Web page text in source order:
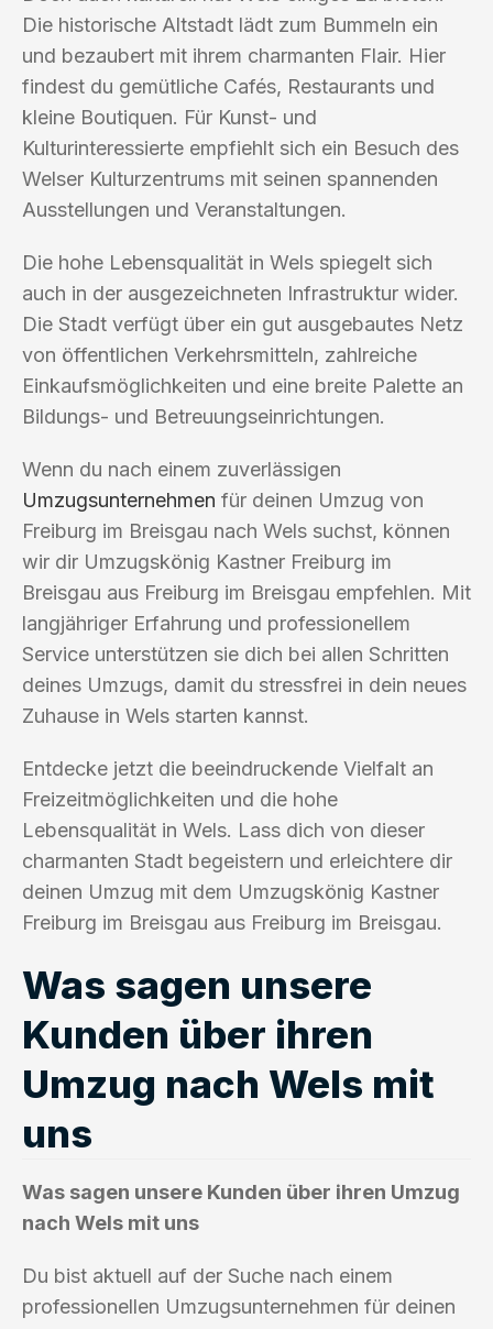
Die historische Altstadt lädt zum Bummeln ein
und bezaubert mit ihrem charmanten Flair. Hier
findest du gemütliche Cafés, Restaurants und
kleine Boutiquen. Für Kunst- und
Kulturinteressierte empfiehlt sich ein Besuch des
Welser Kulturzentrums mit seinen spannenden
Ausstellungen und Veranstaltungen.
Die hohe Lebensqualität in Wels spiegelt sich
auch in der ausgezeichneten Infrastruktur wider.
Die Stadt verfügt über ein gut ausgebautes Netz
von öffentlichen Verkehrsmitteln, zahlreiche
Einkaufsmöglichkeiten und eine breite Palette an
Bildungs- und Betreuungseinrichtungen.
Wenn du nach einem zuverlässigen
Umzugsunternehmen für deinen Umzug von
Freiburg im Breisgau nach Wels suchst, können
wir dir Umzugskönig Kastner Freiburg im
Breisgau aus Freiburg im Breisgau empfehlen. Mit
langjähriger Erfahrung und professionellem
Service unterstützen sie dich bei allen Schritten
deines Umzugs, damit du stressfrei in dein neues
Zuhause in Wels starten kannst.
Entdecke jetzt die beeindruckende Vielfalt an
Freizeitmöglichkeiten und die hohe
Lebensqualität in Wels. Lass dich von dieser
charmanten Stadt begeistern und erleichtere dir
deinen Umzug mit dem Umzugskönig Kastner
Freiburg im Breisgau aus Freiburg im Breisgau.
Was sagen unsere
Kunden über ihren
Umzug nach Wels mit
uns
Was sagen unsere Kunden über ihren Umzug
nach Wels mit uns
Du bist aktuell auf der Suche nach einem
professionellen Umzugsunternehmen für deinen